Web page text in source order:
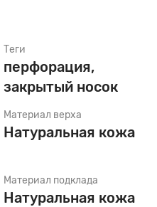
Теги
перфорация,
закрытый носок
Материал верха
Натуральная кожа
Материал подклада
Натуральная кожа